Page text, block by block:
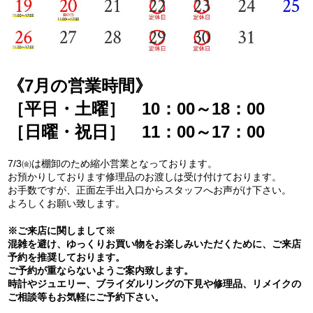
《7月の営業時間》
［平日・土曜］ 10：00～18：00
［日曜・祝日］ 11：00～17：00
7/3㈮は棚卸のため縮小営業となっております。
お預かりしております修理品のお渡しは受け付けております。
お手数ですが、正面左手出入口からスタッフへお声がけ下さい。
よろしくお願い致します。
※ご来店に関しまして※
混雑を避け、ゆっくりお買い物をお楽しみいただくために、ご来店
予約を推奨しております。
ご予約が重ならないようご案内致します。
時計やジュエリー、ブライダルリングの下見や修理品、リメイクの
ご相談等もお気軽にご予約下さい。